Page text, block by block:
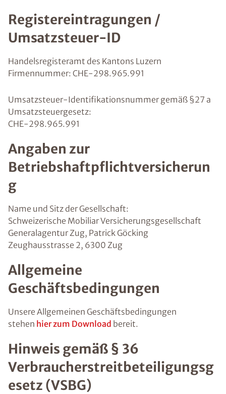
Registereintragungen /
Umsatzsteuer-ID
Handelsregisteramt des Kantons Luzern
Firmennummer: CHE-298.965.991
Umsatzsteuer-Identifikationsnummer gemäß §27 a
Umsatzsteuergesetz:
CHE-298.965.991
Angaben zur
Betriebshaftpflichtversicherun
g
Name und Sitz der Gesellschaft:
Schweizerische Mobiliar Versicherungsgesellschaft
Generalagentur Zug, Patrick Göcking
Zeughausstrasse 2, 6300 Zug
Allgemeine
Geschäftsbedingungen
Unsere Allgemeinen Geschäftsbedingungen
stehen hier zum Download bereit.
Hinweis gemäß § 36
Verbraucherstreitbeteiligungsg
esetz (VSBG)